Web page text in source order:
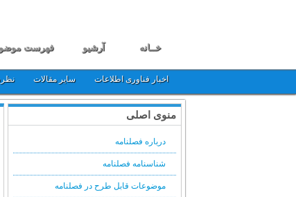
خــانه آرشیو فهرست
اخبار فناوری اطلاعات سایر مقالات
منوی اصلی
درباره فصلنامه
شناسنامه فصلنامه
موضوعات قابل طرح در فصلنامه